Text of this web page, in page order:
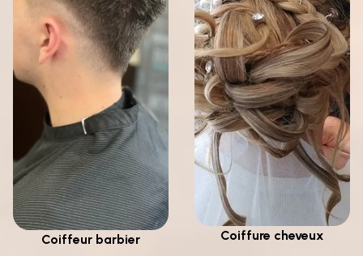
Coiffeur barbier Coiffure cheveux